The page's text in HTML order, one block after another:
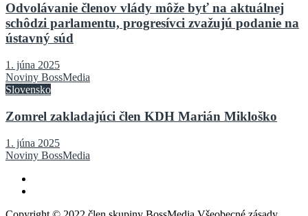
Odvolávanie členov vlády môže byť na aktuálnej
schôdzi parlamentu, progresívci zvažujú podanie na
ústavný súd
1. júna 2025
Noviny BossMedia
Slovensko
Zomrel zakladajúci člen KDH Marián Mikloško
1. júna 2025
Noviny BossMedia